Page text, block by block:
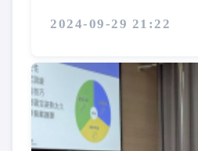
2024-09-29 21:22